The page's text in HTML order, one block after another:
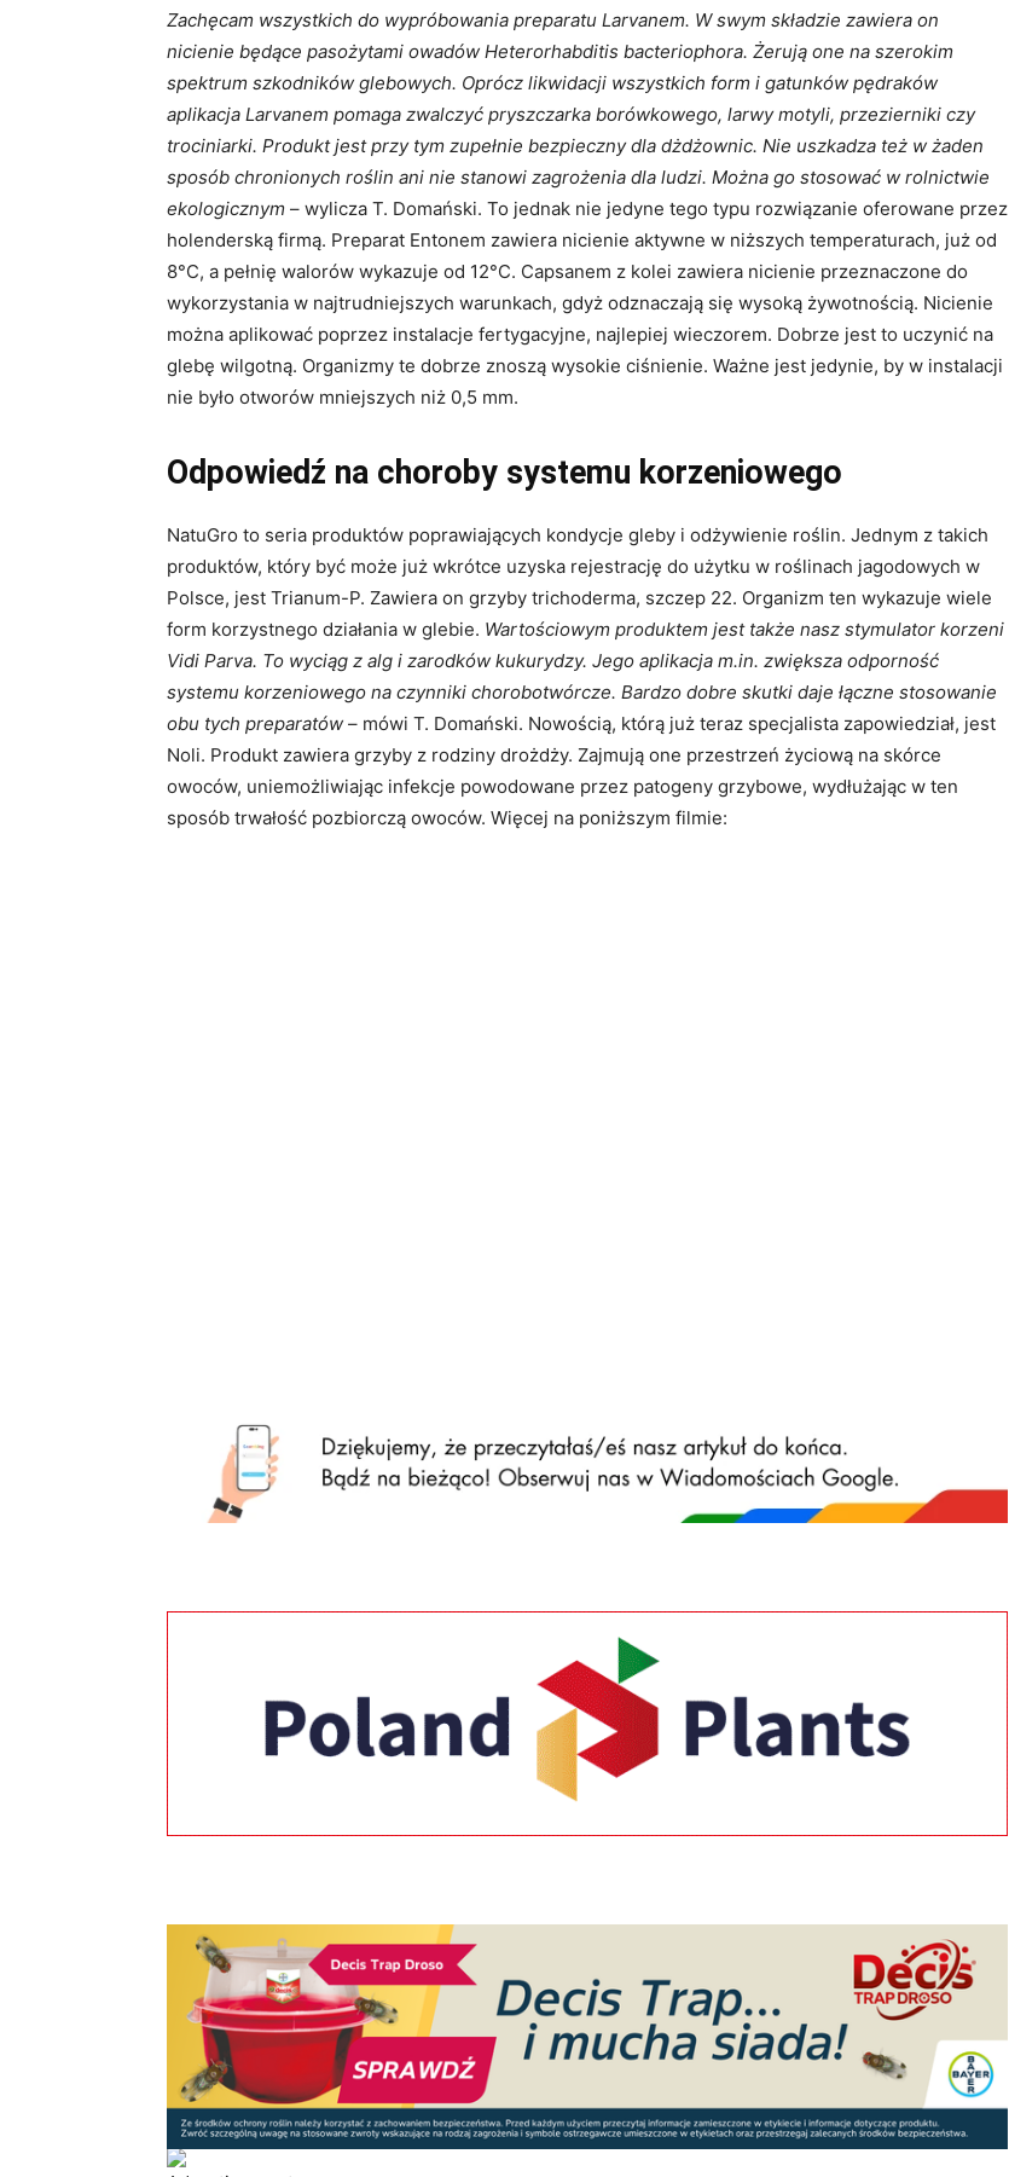
Zachęcam wszystkich do wypróbowania preparatu Larvanem. W swym składzie zawiera on
nicienie będące pasożytami owadów Heterorhabditis bacteriophora. Żerują one na szerokim
spektrum szkodników glebowych. Oprócz likwidacji wszystkich form i gatunków pędraków
aplikacja Larvanem pomaga zwalczyć pryszczarka borówkowego, larwy motyli, przezierniki czy
trociniarki. Produkt jest przy tym zupełnie bezpieczny dla dżdżownic. Nie uszkadza też w żaden
sposób chronionych roślin ani nie stanowi zagrożenia dla ludzi. Można go stosować w rolnictwie
ekologicznym – wylicza T. Domański. To jednak nie jedyne tego typu rozwiązanie oferowane przez
holenderską firmą. Preparat Entonem zawiera nicienie aktywne w niższych temperaturach, już od
8°C, a pełnię walorów wykazuje od 12°C. Capsanem z kolei zawiera nicienie przeznaczone do
wykorzystania w najtrudniejszych warunkach, gdyż odznaczają się wysoką żywotnością. Nicienie
można aplikować poprzez instalacje fertygacyjne, najlepiej wieczorem. Dobrze jest to uczynić na
glebę wilgotną. Organizmy te dobrze znoszą wysokie ciśnienie. Ważne jest jedynie, by w instalacji
nie było otworów mniejszych niż 0,5 mm.
Odpowiedź na choroby systemu korzeniowego
NatuGro to seria produktów poprawiających kondycje gleby i odżywienie roślin. Jednym z takich
produktów, który być może już wkrótce uzyska rejestrację do użytku w roślinach jagodowych w
Polsce, jest Trianum-P. Zawiera on grzyby trichoderma, szczep 22. Organizm ten wykazuje wiele
form korzystnego działania w glebie. Wartościowym produktem jest także nasz stymulator korzeni
Vidi Parva. To wyciąg z alg i zarodków kukurydzy. Jego aplikacja m.in. zwiększa odporność
systemu korzeniowego na czynniki chorobotwórcze. Bardzo dobre skutki daje łączne stosowanie
obu tych preparatów – mówi T. Domański. Nowością, którą już teraz specjalista zapowiedział, jest
Noli. Produkt zawiera grzyby z rodziny drożdży. Zajmują one przestrzeń życiową na skórce
owoców, uniemożliwiając infekcje powodowane przez patogeny grzybowe, wydłużając w ten
sposób trwałość pozbiorczą owoców. Więcej na poniższym filmie: